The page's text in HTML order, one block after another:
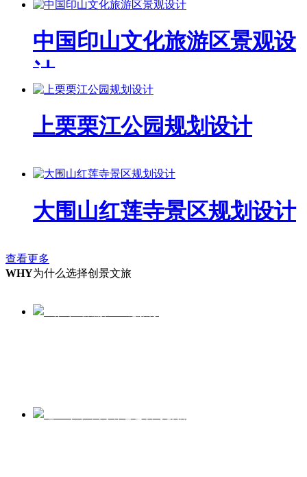
中国印山文化旅游区景观设
计
上栗栗江公园规划设计
大围山红莲寺景区规划设计
查看更多
WHY为什么选择创景文旅